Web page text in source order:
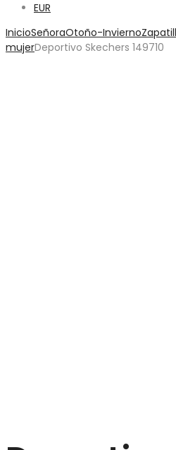
EUR
InicioSeñoraOtoño-Invierno
mujerDeportivo Skechers 149710